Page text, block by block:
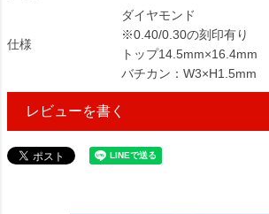
仕様
ダイヤモンド
※0.40/0.30の刻印有り
トップ14.5mm×16.4mm
バチカン：W3×H1.5mm
レビューを書く